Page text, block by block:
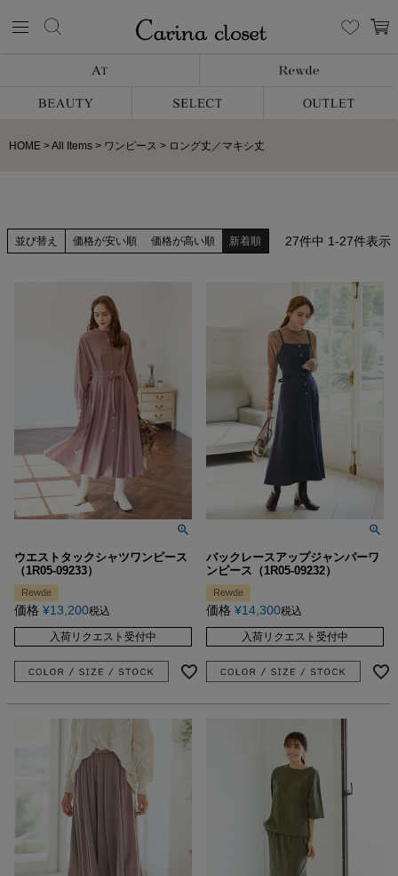
HOME All Items ワンピース ロング丈／マキシ丈
並び替え 価格が安い順 価格が高い順 新着順 27件中 1-27件表示
ウエストタックシャツワンピース
（1R05-09233）
Rewde
価格 ¥13,200税込
入荷リクエスト受付中
バックレースアップジャンパーワ
ンピース（1R05-09232）
Rewde
価格 ¥14,300税込
入荷リクエスト受付中